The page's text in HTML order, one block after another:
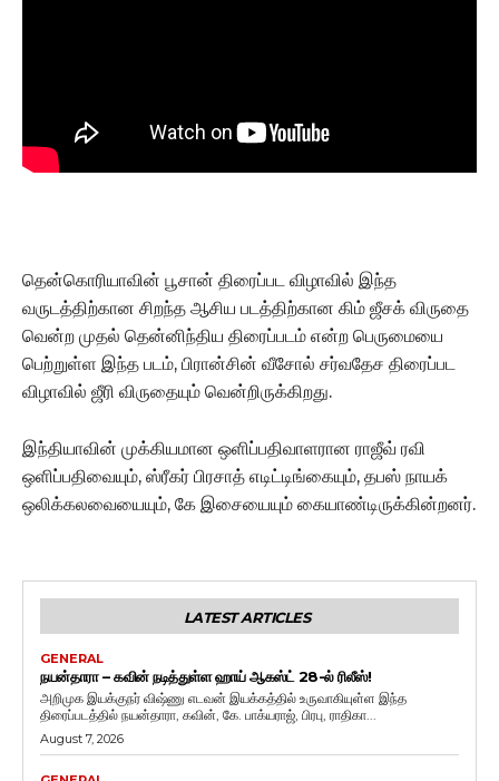
தென்கொரியாவின் பூசான் திரைப்பட விழாவில் இந்த
வருடத்திற்கான சிறந்த ஆசிய படத்திற்கான கிம் ஜீசக் விருதை
வென்ற முதல் தென்னிந்திய திரைப்படம் என்ற பெருமையை
பெற்றுள்ள இந்த படம், பிரான்சின் வீசோல் சர்வதேச திரைப்பட
விழாவில் ஜீரி விருதையும் வென்றிருக்கிறது.
இந்தியாவின் முக்கியமான ஒளிப்பதிவாளரான ராஜீவ் ரவி
ஒளிப்பதிவையும், ஸ்ரீகர் பிரசாத் எடிட்டிங்கையும், தபஸ் நாயக்
ஒலிக்கலவையையும், கே இசையையும் கையாண்டிருக்கின்றனர்.
LATEST ARTICLES
GENERAL
நயன்தாரா – கவின் நடித்துள்ள ஹாய் ஆகஸ்ட் 28-ல் ரிலீஸ்!
அறிமுக இயக்குநர் விஷ்ணு எடவன் இயக்கத்தில் உருவாகியுள்ள இந்த
திரைப்படத்தில் நயன்தாரா, கவின், கே. பாக்யராஜ், பிரபு, ராதிகா...
August 7, 2026